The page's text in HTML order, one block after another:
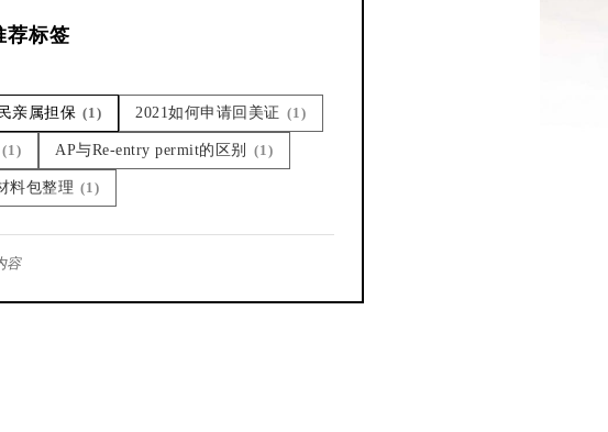
荐标签
亲属担保 (1) 2021如何申请回美证 (1)
(1) AP与Re-entry permit的区别 (1)
料包整理 (1)
容